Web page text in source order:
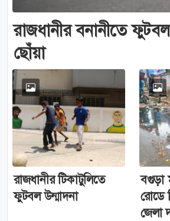
রাজধানীর বনানীতে ফুটবল
ছোঁয়া
রাজধানীর টিকাটুলিতে
ফুটবল উন্মাদনা
বগুড়া
রোডে
জেলা